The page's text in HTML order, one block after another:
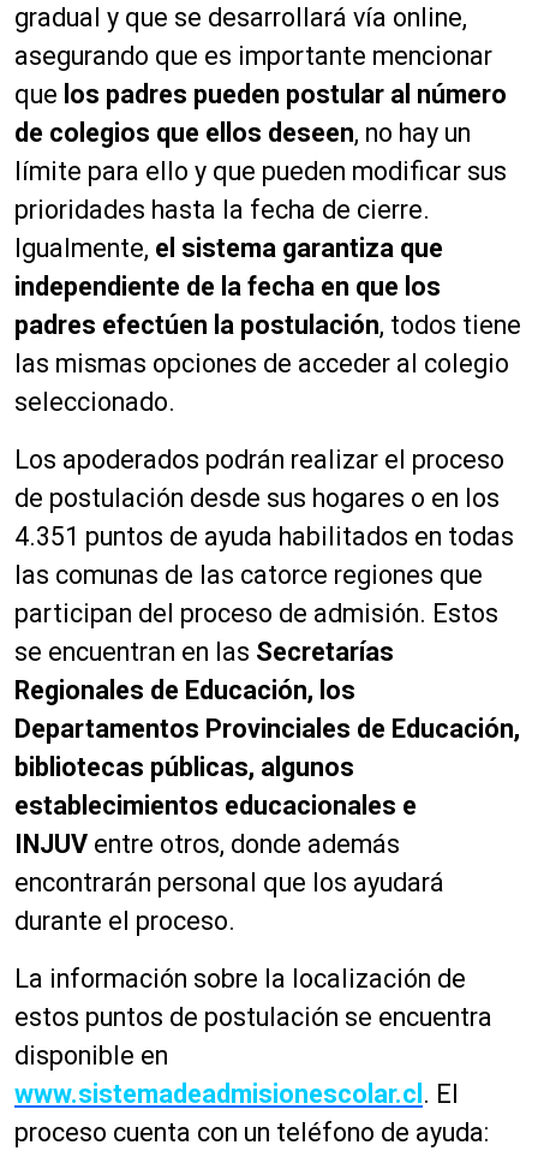
gradual y que se desarrollará vía online,
asegurando que es importante mencionar
que los padres pueden postular al número
de colegios que ellos deseen, no hay un
límite para ello y que pueden modificar sus
prioridades hasta la fecha de cierre.
Igualmente, el sistema garantiza que
independiente de la fecha en que los
padres efectúen la postulación, todos tiene
las mismas opciones de acceder al colegio
seleccionado.
Los apoderados podrán realizar el proceso
de postulación desde sus hogares o en los
4.351 puntos de ayuda habilitados en todas
las comunas de las catorce regiones que
participan del proceso de admisión. Estos
se encuentran en las Secretarías
Regionales de Educación, los
Departamentos Provinciales de Educación,
bibliotecas públicas, algunos
establecimientos educacionales e
INJUV entre otros, donde además
encontrarán personal que los ayudará
durante el proceso.
La información sobre la localización de
estos puntos de postulación se encuentra
disponible en
www.sistemadeadmisionescolar.cl . El
proceso cuenta con un teléfono de ayuda: